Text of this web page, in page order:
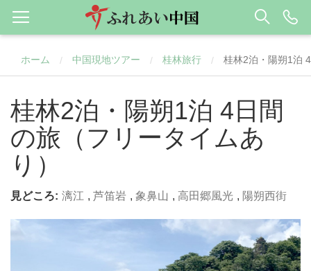
ホーム / 中国現地ツアー / 桂林旅行 / 桂林2泊・陽朔1泊
桂林2泊・陽朔1泊 4日間
の旅（フリータイムあ
り）
見どころ: 漓江 , 芦笛岩 , 象鼻山 , 高田郷風光 , 陽朔西街